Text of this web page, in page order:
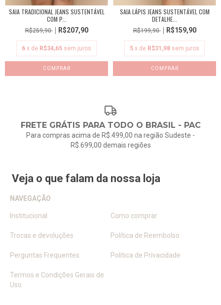
SAIA TRADICIONAL JEANS SUSTENTÁVEL
COM P...
R$259,90 R$207,90
6 x de R$34,65 sem juros
COMPRAR
SAIA LÁPIS JEANS SUSTENTÁVEL COM
DETALHE...
R$199,90 R$159,90
5 x de R$31,98 sem juros
COMPRAR
FRETE GRÁTIS PARA TODO O BRASIL - PAC
Para compras acima de R$.499,00 na região Sudeste -
R$.699,00 demais regiões
Veja o que falam da nossa loja
NAVEGAÇÃO
Institucional Como comprar
Trocas e devoluções Política de Reembolso
Perguntas Frequentes Política de Privacidade
Termos e Condições Gerais de
Uso